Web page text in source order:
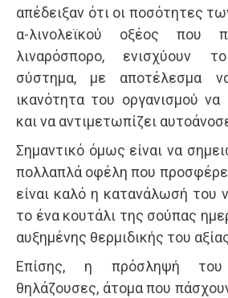
απέδειξαν ότι οι ποσότητες
α-λινολεϊκού οξέος που
λιναρόσπορο, ενισχύουν
σύστημα, με αποτέλεσμα
ικανότητα του οργανισμού να
και να αντιμετωπίζει
Σημαντικό όμως είναι να
πολλαπλά οφέλη που
είναι καλό η κατανάλωσή του
το ένα κουτάλι της σούπας
αυξημένης θερμιδικής του
Επίσης, η πρόσληψή
θηλάζουσες, άτομα που